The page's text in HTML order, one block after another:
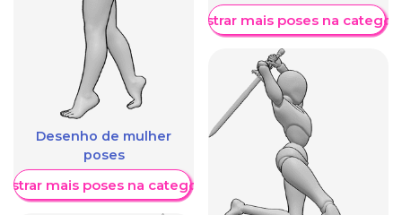
Desenho de mulher
poses
mais poses na categoria
Mostrar mais poses na